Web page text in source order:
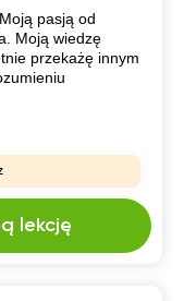
pasją od
Moją wiedzę
przekażę innym
lekcję